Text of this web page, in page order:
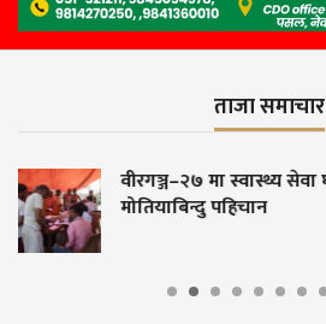
ताजा समाचार
सेवा घरदैलोमै: ४८ जनामा